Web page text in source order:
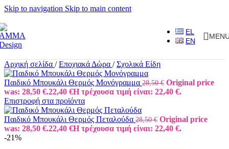
Skip to navigation Skip to main content
EL
EN
Αρχική σελίδα / Εποχιακά Δώρα / Σχολικά Είδη
Παιδικό Μπουκάλι Θερμός Μονόγραμμα 28,50€ Original price
was: 28,50 €.22,40 €Η τρέχουσα τιμή είναι: 22,40 €.
Επιστροφή στα προϊόντα
Παιδικό Μπουκάλι Θερμός Πεταλούδα 28,50€ Original price
was: 28,50 €.22,40 €Η τρέχουσα τιμή είναι: 22,40 €.
-21%